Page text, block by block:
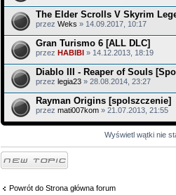
The Elder Scrolls V Skyrim
przez Weks » 14.09.2017, 10:17
Gran Turismo 6 [ALL DLC]
przez HABIBI » 14.12.2013, 18:19
Diablo III - Reaper of Souls
przez legia23 » 28.08.2014, 23:27
Rayman Origins [spolszczenie]
przez mati007kom » 21.07.2013, 21:55
Wyświetl wątki nie
Napisz wątek
Powrót do Strona główna forum